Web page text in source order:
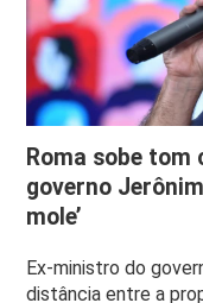
Roma sobe
governo
mole’
Ex-ministro do
distância entre a